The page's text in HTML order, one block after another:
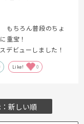
もちろん普段のちょ
重宝！
デビューしました！
Like! 0
新しい順